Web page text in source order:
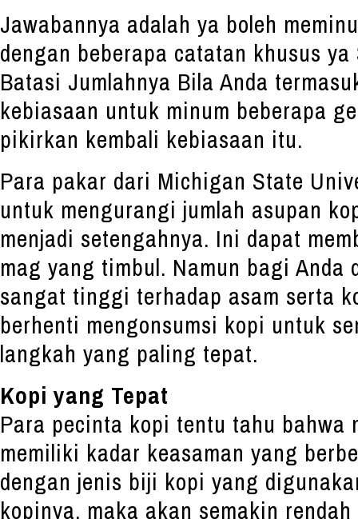
Jawabannya adalah ya boleh
dengan beberapa catatan khusus
Batasi Jumlahnya Bila Anda
kebiasaan untuk minum beberapa
pikirkan kembali kebiasaan itu.
Para pakar dari Michigan State
untuk mengurangi jumlah asupan
menjadi setengahnya. Ini dapat
mag yang timbul. Namun bagi
sangat tinggi terhadap asam serta
berhenti mengonsumsi kopi untuk
langkah yang paling tepat.
Kopi yang Tepat
Para pecinta kopi tentu tahu bahwa
memiliki kadar keasaman yang
dengan jenis biji kopi yang
kopinya, maka akan semakin